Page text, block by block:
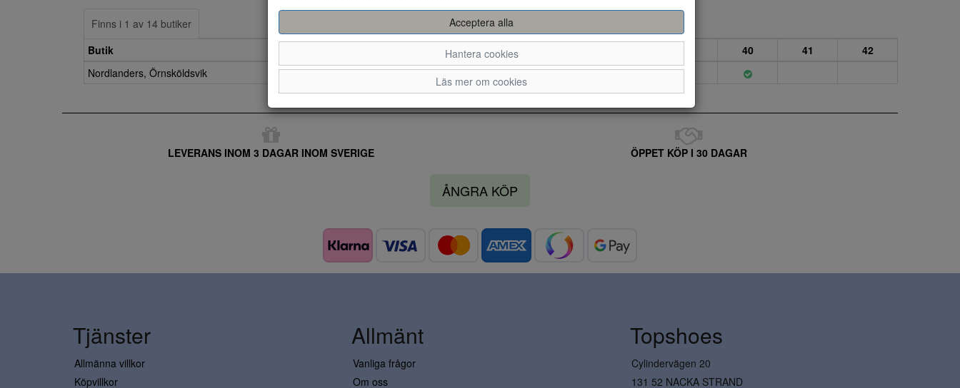
Finns i 1 av 14 butiker
Butik
36 40 41
42
Nordlanders, Örnsköldsvik
LEVERANS INOM 3 DAGAR INOM SVERIGE ÖPPET KÖP I 30 DAGAR
ÅNGRA KÖP
Acceptera alla
Hantera cookies
Läs mer om cookies
Tjänster
Allmänna villkor
Köpvillkor
Allmänt
Vanliga frågor
Om oss
Topshoes
Cylindervägen 20
131 52 NACKA STRAND